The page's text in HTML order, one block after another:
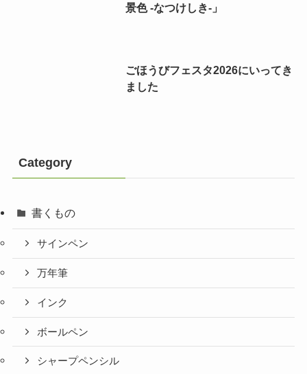
景色 -なつけしき-」
ごほうびフェスタ2026にいってき
ました
Category
書くもの
サインペン
万年筆
インク
ボールペン
シャープペンシル